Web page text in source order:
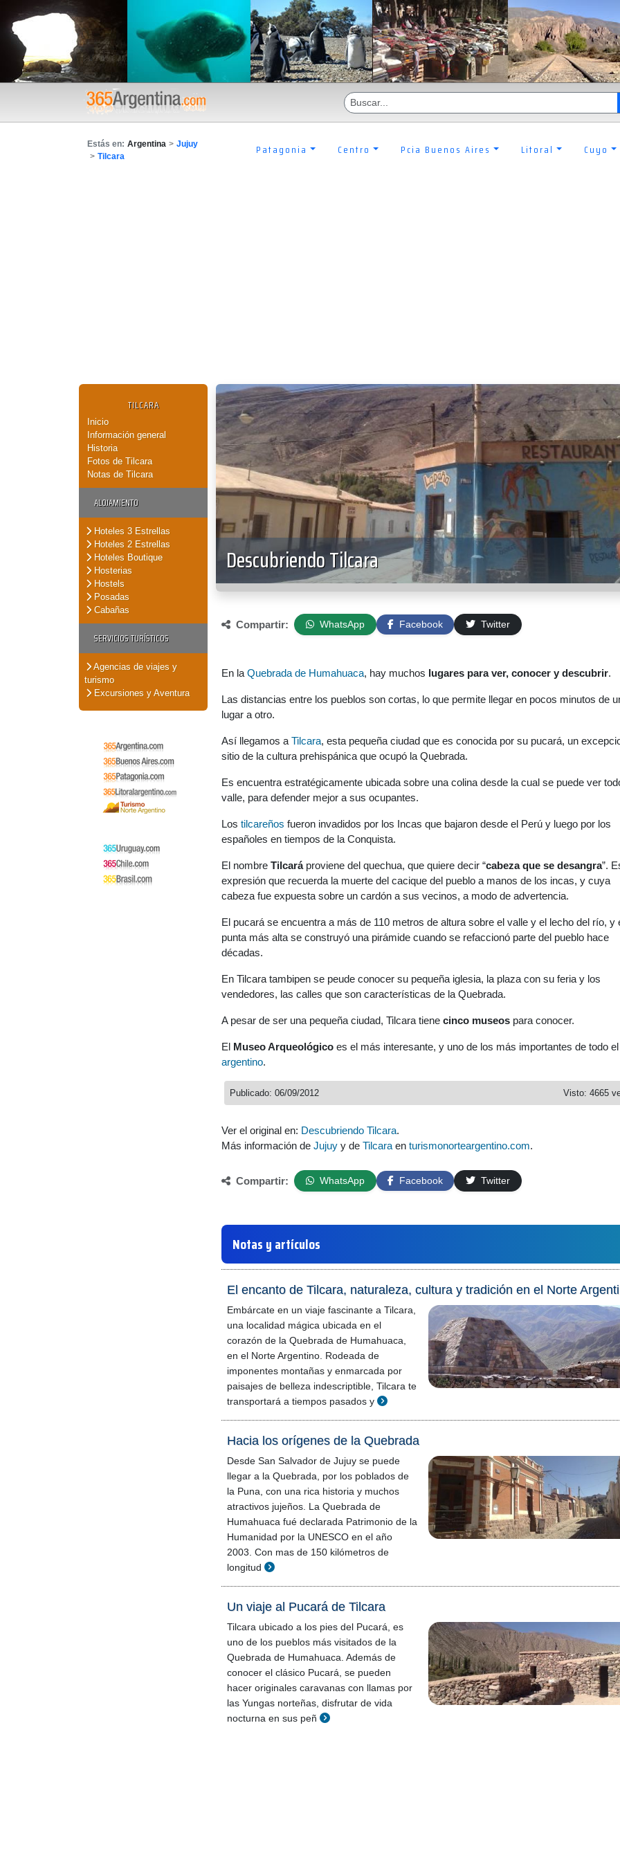
Estás en: Argentina > Jujuy
> Tilcara Patagonia Centro Pcia Buenos Aires Litoral Cuyo
TILCARA
Inicio
Información general
Historia
Fotos de Tilcara
Notas de Tilcara
ALOJAMIENTO
Hoteles 3 Estrellas
Hoteles 2 Estrellas
Hoteles Boutique
Hosterias
Hostels
Posadas
Cabañas
SERVICIOS TURÍSTICOS
Agencias de viajes y
turismo
Excursiones y Aventura
Descubriendo Tilcara
Compartir: WhatsApp Facebook Twitter
En la Quebrada de Humahuaca, hay muchos lugares para ver, conocer y descubrir.
Las distancias entre los pueblos son cortas, lo que permite llegar en pocos minutos de
lugar a otro.
Así llegamos a Tilcara, esta pequeña ciudad que es conocida por su pucará, un
sitio de la cultura prehispánica que ocupó la Quebrada.
Es encuentra estratégicamente ubicada sobre una colina desde la cual se puede ver
valle, para defender mejor a sus ocupantes.
Los tilcareños fueron invadidos por los Incas que bajaron desde el Perú y luego por los
españoles en tiempos de la Conquista.
El nombre Tilcaráproviene del quechua, que quiere decir “cabeza que se desangra”.
expresión que recuerda la muerte del cacique del pueblo a manos de los incas, y cuya
cabeza fue expuesta sobre un cardón a sus vecinos, a modo de advertencia.
El pucará se encuentra a más de 110 metros de altura sobre el valle y el lecho del río, y
punta más alta se construyó una pirámide cuando se refaccionó parte del pueblo hace
décadas.
En Tilcara tambipen se peude conocer su pequeña iglesia, la plaza con su feria y los
vendedores, las calles que son características de la Quebrada.
A pesar de ser una pequeña ciudad, Tilcara tiene cinco museos para conocer.
El Museo Arqueológico es el más interesante, y uno de los más importantes de todo
argentino.
Visto: 4665
Publicado: 06/09/2012
Ver el original en: Descubriendo Tilcara.
Más información de Jujuy y de Tilcara en turismonorteargentino.com.
Compartir: WhatsApp Facebook Twitter
Notas y artículos
El encanto de Tilcara, naturaleza, cultura y tradición en el Norte
Embárcate en un viaje fascinante a Tilcara,
una localidad mágica ubicada en el
corazón de la Quebrada de Humahuaca,
en el Norte Argentino. Rodeada de
imponentes montañas y enmarcada por
paisajes de belleza indescriptible, Tilcara te
transportará a tiempos pasados y
Hacia los orígenes de la Quebrada
Desde San Salvador de Jujuy se puede
llegar a la Quebrada, por los poblados de
la Puna, con una rica historia y muchos
atractivos jujeños. La Quebrada de
Humahuaca fué declarada Patrimonio de la
Humanidad por la UNESCO en el año
2003. Con mas de 150 kilómetros de
longitud
Un viaje al Pucará de Tilcara
Tilcara ubicado a los pies del Pucará, es
uno de los pueblos más visitados de la
Quebrada de Humahuaca. Además de
conocer el clásico Pucará, se pueden
hacer originales caravanas con llamas por
las Yungas norteñas, disfrutar de vida
nocturna en sus peñ